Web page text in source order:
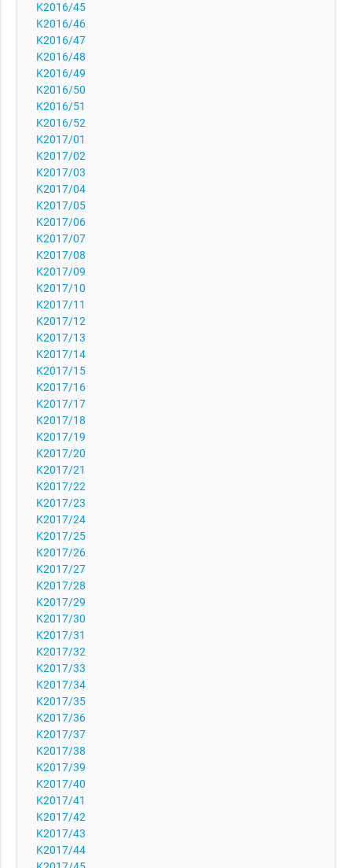
K2016/45
K2016/46
K2016/47
K2016/48
K2016/49
K2016/50
K2016/51
K2016/52
K2017/01
K2017/02
K2017/03
K2017/04
K2017/05
K2017/06
K2017/07
K2017/08
K2017/09
K2017/10
K2017/11
K2017/12
K2017/13
K2017/14
K2017/15
K2017/16
K2017/17
K2017/18
K2017/19
K2017/20
K2017/21
K2017/22
K2017/23
K2017/24
K2017/25
K2017/26
K2017/27
K2017/28
K2017/29
K2017/30
K2017/31
K2017/32
K2017/33
K2017/34
K2017/35
K2017/36
K2017/37
K2017/38
K2017/39
K2017/40
K2017/41
K2017/42
K2017/43
K2017/44